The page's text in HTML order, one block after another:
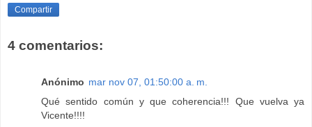
Compartir
4 comentarios:
Anónimo mar nov 07, 01:50:00 a. m.
Qué sentido común y que coherencia!!! Que vuelva ya
Vicente!!!!